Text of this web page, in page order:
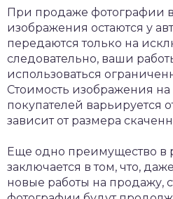
При продаже фотографии
изображения остаются у
передаются только на
следовательно, ваши
использоваться
Стоимость изображения на
покупателей варьируется
зависит от размера
Еще одно преимущество в
заключается в том, что,
новые работы на продажу,